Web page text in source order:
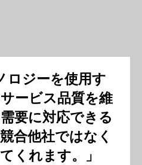
ロジーを使用す
ービス品質を維
要に対応できる
合他社ではなく
くれます。」